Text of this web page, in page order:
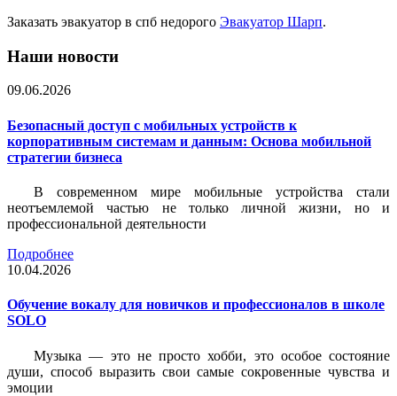
Заказать эвакуатор в спб недорого Эвакуатор Шарп.
Наши новости
09.06.2026
Безопасный доступ с мобильных устройств к
корпоративным системам и данным: Основа мобильной
стратегии бизнеса
В современном мире мобильные устройства стали
неотъемлемой частью не только личной жизни, но и
профессиональной деятельности
Подробнее
10.04.2026
Обучение вокалу для новичков и профессионалов в школе
SOLO
Музыка — это не просто хобби, это особое состояние
души, способ выразить свои самые сокровенные чувства и
эмоции